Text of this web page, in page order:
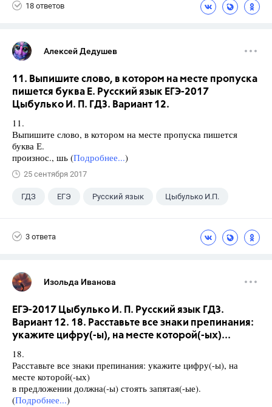
18 ответов
Алексей Дедушев
11. Выпишите слово, в котором на месте пропуска
пишется буква Е. Русский язык ЕГЭ-2017
Цыбулько И. П. ГДЗ. Вариант 12.
11.
Выпишите слово, в котором на месте пропуска пишется
буква Е.
произнос., шь (Подробнее...)
25 сентября 2017
ГДЗ ЕГЭ Русский язык Цыбулько И.П.
3 ответа
Изольда Иванова
ЕГЭ-2017 Цыбулько И. П. Русский язык ГДЗ.
Вариант 12. 18. Расставьте все знаки препинания:
укажите цифру(-ы), на месте которой(-ых)...
18.
Расставьте все знаки препинания: укажите цифру(-ы), на
месте которой(-ых)
в предложении должна(-ы) стоять запятая(-ые).
(Подробнее...)